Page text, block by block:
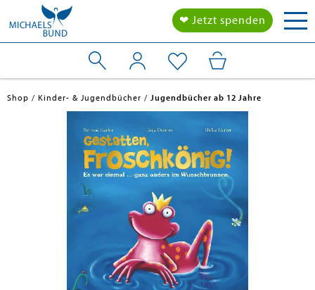
❤ Jetzt spenden
Shop Kinder- & Jugendbücher Jugendbücher ab 12 Jahre